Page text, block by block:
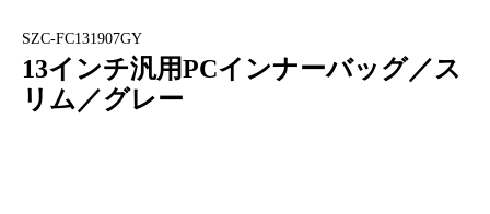
SZC-FC131907GY
13インチ汎用PCインナーバッグ／ス
リム／グレー